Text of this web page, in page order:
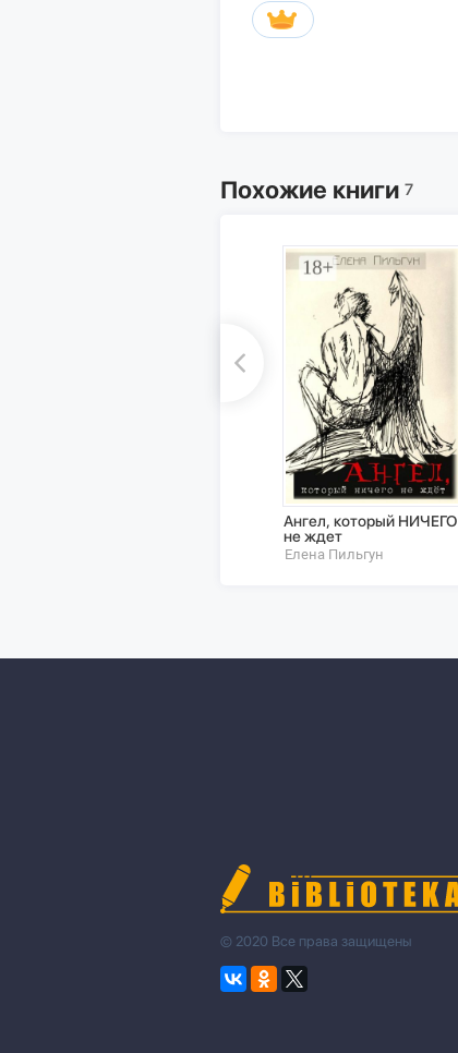
Похожие книги 7
Ангел, который НИЧЕГО
не ждет
Елена Пильгун
© 2020 Все права защищены